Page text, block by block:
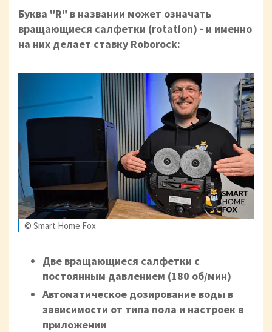
Буква "R" в названии может означать
вращающиеся салфетки (rotation) - и именно
на них делает ставку Roborock:
© Smart Home Fox
Две вращающиеся салфетки с
постоянным давлением (180 об/мин)
Автоматическое дозирование воды в
зависимости от типа пола и настроек в
приложении